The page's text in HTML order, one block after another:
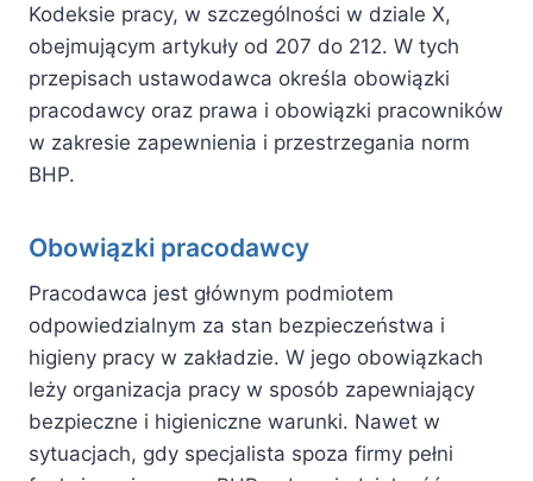
Kodeksie pracy, w szczególności w dziale X,
obejmującym artykuły od 207 do 212. W tych
przepisach ustawodawca określa obowiązki
pracodawcy oraz prawa i obowiązki pracowników
w zakresie zapewnienia i przestrzegania norm
BHP.
Obowiązki pracodawcy
Pracodawca jest głównym podmiotem
odpowiedzialnym za stan bezpieczeństwa i
higieny pracy w zakładzie. W jego obowiązkach
leży organizacja pracy w sposób zapewniający
bezpieczne i higieniczne warunki. Nawet w
sytuacjach, gdy specjalista spoza firmy pełni